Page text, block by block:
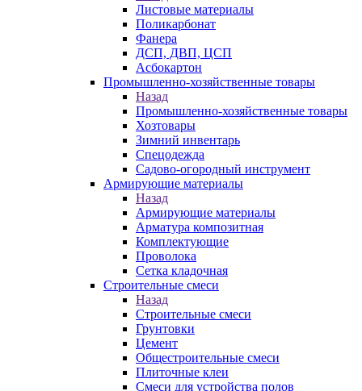
Листовые материалы
Поликарбонат
Фанера
ДСП, ДВП, ЦСП
Асбокартон
Промышленно-хозяйственные товары
Назад
Промышленно-хозяйственные товары
Хозтовары
Зимний инвентарь
Спецодежда
Садово-огородный инструмент
Армирующие материалы
Назад
Армирующие материалы
Арматура композитная
Комплектующие
Проволока
Сетка кладочная
Строительные смеси
Назад
Строительные смеси
Грунтовки
Цемент
Общестроительные смеси
Плиточные клеи
Смеси для устройства полов